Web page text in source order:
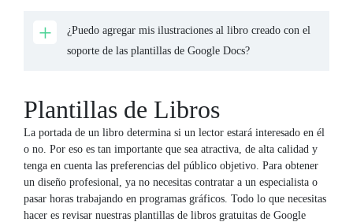
¿Puedo agregar mis ilustraciones al libro creado con el
soporte de las plantillas de Google Docs?
Plantillas de Libros
La portada de un libro determina si un lector estará interesado en él
o no. Por eso es tan importante que sea atractiva, de alta calidad y
tenga en cuenta las preferencias del público objetivo. Para obtener
un diseño profesional, ya no necesitas contratar a un especialista o
pasar horas trabajando en programas gráficos. Todo lo que necesitas
hacer es revisar nuestras plantillas de libros gratuitas de Google